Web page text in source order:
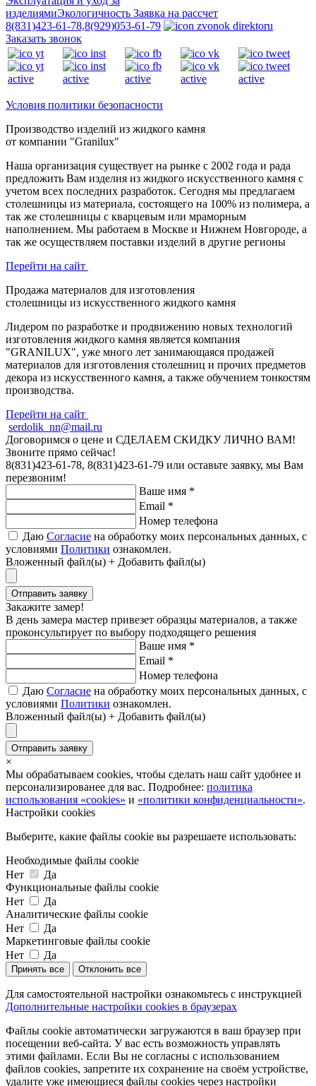
изделиямиЭкологичность Заявка на рассчет
8(831)423-61-78,8(929)053-61-79
Заказать звонок
Условия политики безопасности
Производство изделий из жидкого камня
от компании "Granilux"
Наша организация существует на рынке с 2002 года и рада
предложить Вам изделия из жидкого искусственного камня с
учетом всех последних разработок. Сегодня мы предлагаем
столешницы из материала, состоящего на 100% из полимера, а
так же столешницы с кварцевым или мраморным
наполнением. Мы работаем в Москве и Нижнем Новгороде, а
так же осуществляем поставки изделий в другие регионы
Перейти на сайт
Продажа материалов для изготовления
столешницы из искусственного жидкого камня
Лидером по разработке и продвижению новых технологий
изготовления жидкого камня является компания
"GRANILUX", уже много лет занимающаяся продажей
материалов для изготовления столешниц и прочих предметов
декора из искусственного камня, а также обучением тонкостям
производства.
Перейти на сайт
serdolik_nn@mail.ru
Договоримся о цене и СДЕЛАЕМ СКИДКУ ЛИЧНО ВАМ!
Звоните прямо сейчас!
8(831)423-61-78, 8(831)423-61-79 или оставьте заявку, мы Вам
перезвоним!
Ваше имя *
Email *
Номер телефона
Даю Согласие на обработку моих персональных данных, с
условиями Политики ознакомлен.
Вложенный файл(ы) + Добавить файл(ы)
Отправить заявку
Закажите замер!
В день замера мастер привезет образцы материалов, а также
проконсультирует по выбору подходящего решения
Ваше имя *
Email *
Номер телефона
Даю Согласие на обработку моих персональных данных, с
условиями Политики ознакомлен.
Вложенный файл(ы) + Добавить файл(ы)
Отправить заявку
×
Мы обрабатываем cookies, чтобы сделать наш сайт удобнее и
персонализированее для вас. Подробнее: политика
использования «cookies» и «политики конфиденциальности».
Настройки cookies
Выберите, какие файлы cookie вы разрешаете использовать:
Необходимые файлы cookie
Нет
Да
Функциональные файлы cookie
Нет
Да
Аналитические файлы cookie
Нет
Да
Маркетинговые файлы cookie
Нет
Да
Принять все Отклонить все
Для самостоятельной настройки ознакомьтесь с инструкцией
Дополнительные настройки cookies в браузерах
Файлы cookie автоматически загружаются в ваш браузер при
посещении веб-сайта. У вас есть возможность управлять
этими файлами. Если Вы не согласны с использованием
файлов cookies, запретите их сохранение на своём устройстве,
удалите уже имеющиеся файлы cookies через настройки